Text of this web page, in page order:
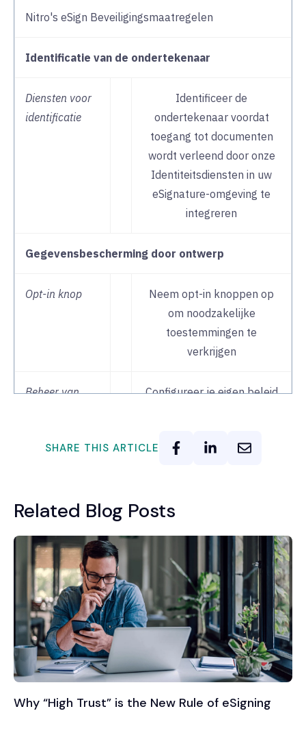
Nitro's eSign Beveiligingsmaatregelen
Identificatie van de ondertekenaar
Diensten voor
identificatie
Identificeer de
ondertekenaar voordat
toegang tot documenten
wordt verleend door onze
Identiteitsdiensten in uw
eSignature-omgeving te
integreren
Gegevensbescherming door ontwerp
Opt-in knop
Neem opt-in knoppen op
om noodzakelijke
toestemmingen te
verkrijgen
Beheer van
Configureer je eigen beleid
Privacybeleid
Neem uw op maat
ondertekeningsproces
Bewaarperioden
API-integraties
Configureer onze API's
zoals nodig om ervoor te
zorgen dat ondertekende
documenten veilig worden
opgeslagen in uw interne
systemen
SHARE THIS ARTICLE
Related Blog Posts
Why “High Trust” is the New Rule of eSigning